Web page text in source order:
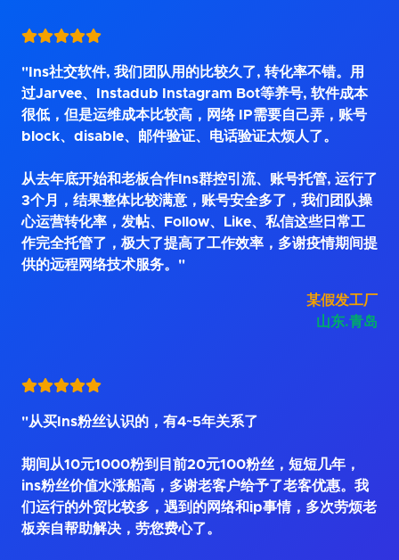
"Ins社交软件, 我们团队用的比较久了, 转化率不错。用
过Jarvee、Instadub Instagram Bot等养号, 软件成本
很低，但是运维成本比较高，网络 IP需要自己弄，账号
block、disable、邮件验证、电话验证太烦人了。
从去年底开始和老板合作Ins群控引流、账号托管, 运行了
3个月，结果整体比较满意，账号安全多了，我们团队操
心运营转化率，发帖、Follow、Like、私信这些日常工
作完全托管了，极大了提高了工作效率，多谢疫情期间提
供的远程网络技术服务。"
某假发工厂
山东.青岛
"从买Ins粉丝认识的，有4~5年关系了
期间从10元1000粉到目前20元100粉丝，短短几年，
ins粉丝价值水涨船高，多谢老客户给予了老客优惠。我
们运行的外贸比较多，遇到的网络和ip事情，多次劳烦老
板亲自帮助解决，劳您费心了。